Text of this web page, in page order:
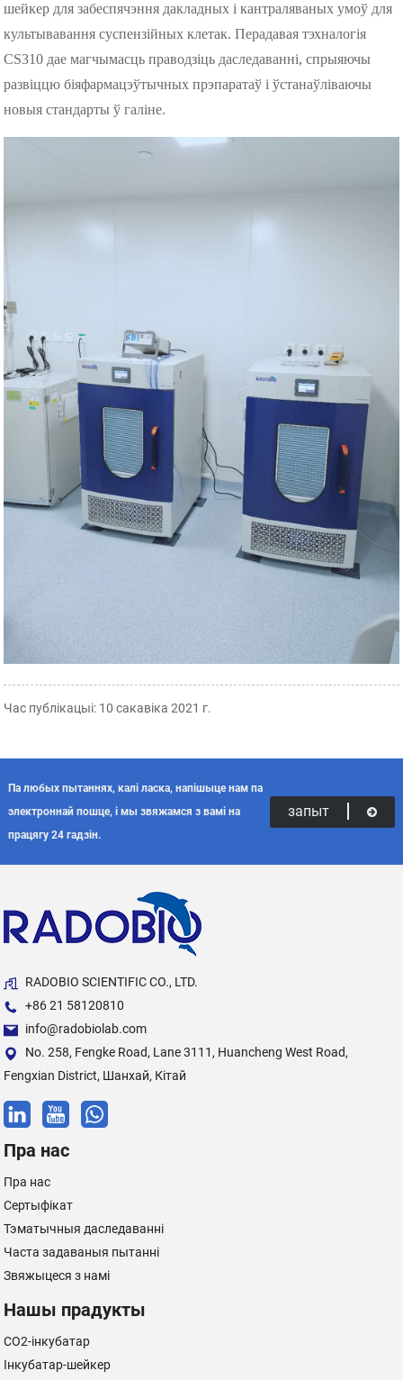
шейкер для забеспячэння дакладных і кантраляваных умоў для
культывавання суспензійных клетак. Перадавая тэхналогія
CS310 дае магчымасць праводзіць даследаванні, спрыяючы
развіццю біяфармацэўтычных прэпаратаў і ўстанаўліваючы
новыя стандарты ў галіне.
Час публікацыі: 10 сакавіка 2021 г.
Па любых пытаннях, калі ласка, напішыце нам па
электроннай пошце, і мы звяжамся з вамі на
працягу 24 гадзін.
запыт
RADOBIO SCIENTIFIC CO., LTD.
+86 21 58120810
info@radobiolab.com
No. 258, Fengke Road, Lane 3111, Huancheng West Road,
Fengxian District, Шанхай, Кітай
Пра нас
Пра нас
Сертыфікат
Тэматычныя даследаванні
Часта задаваныя пытанні
Звяжыцеся з намі
Нашы прадукты
CO2-інкубатар
Інкубатар-шейкер